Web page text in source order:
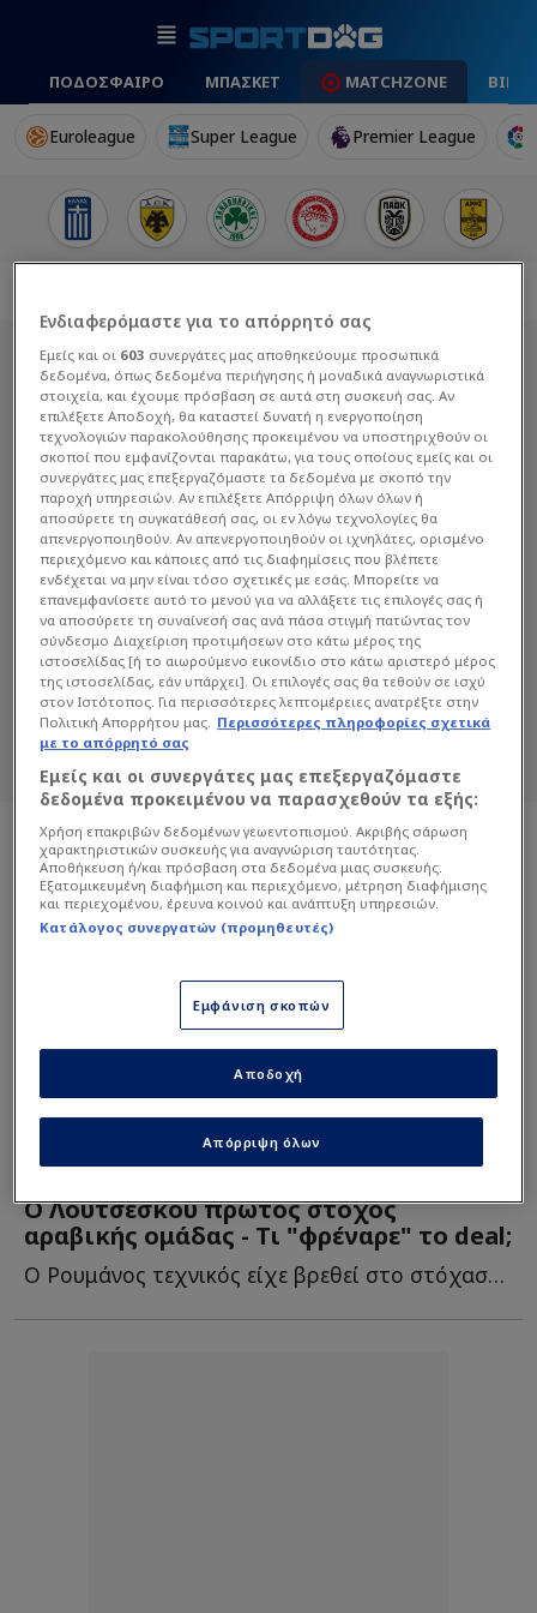
ΠΟΔΟΣΦΑΙΡΟ ΜΠΑΣΚΕΤ MATCHZONE
Euroleague Super League Premier League
ΣΆΡΤΖΑ
Διαβάστε όλα τα άρθρα του Sportdog
σχετικά με το θέμα Σάρτζα.
Sportdog: Πιστό στον φίλαθλο.
Super League| 06/06/2025 - 13:10
Ο Λουτσέσκου πρώτος στόχος
αραβικής ομάδας - Τι "φρέναρε" το deal;
Ο Ρουμάνος τεχνικός είχε βρεθεί στο στόχαστρο ομάδα τ...
Ενδιαφερόμαστε για το απόρρητό σας
Εμείς και οι 603 συνεργάτες μας αποθηκεύουμε προσωπικά
δεδομένα, όπως δεδομένα περιήγησης ή μοναδικά αναγνωριστικά
στοιχεία, και έχουμε πρόσβαση σε αυτά στη συσκευή σας. Αν
επιλέξετε Αποδοχή, θα καταστεί δυνατή η ενεργοποίηση
τεχνολογιών παρακολούθησης προκειμένου να υποστηριχθούν οι
σκοποί που εμφανίζονται παρακάτω, για τους οποίους εμείς και οι
συνεργάτες μας επεξεργαζόμαστε τα δεδομένα με σκοπό την
παροχή υπηρεσιών. Αν επιλέξετε Απόρριψη όλων όλων ή
αποσύρετε τη συγκατάθεσή σας, οι εν λόγω τεχνολογίες θα
απενεργοποιηθούν. Αν απενεργοποιηθούν οι ιχνηλάτες, ορισμένο
περιεχόμενο και κάποιες από τις διαφημίσεις που βλέπετε
ενδέχεται να μην είναι τόσο σχετικές με εσάς. Μπορείτε να
επανεμφανίσετε αυτό το μενού για να αλλάξετε τις επιλογές σας ή
να αποσύρετε τη συναίνεσή σας ανά πάσα στιγμή πατώντας τον
σύνδεσμο Διαχείριση προτιμήσεων στο κάτω μέρος της
ιστοσελίδας [ή το αιωρούμενο εικονίδιο στο κάτω αριστερό μέρος
της ιστοσελίδας, εάν υπάρχει]. Οι επιλογές σας θα τεθούν σε ισχύ
στον Ιστότοπος. Για περισσότερες λεπτομέρειες ανατρέξτε στην
Πολιτική Απορρήτου μας. Περισσότερες πληροφορίες σχετικά
με το απόρρητό σας
Εμείς και οι συνεργάτες μας επεξεργαζόμαστε
δεδομένα προκειμένου να παρασχεθούν τα εξής:
Χρήση επακριβών δεδομένων γεωεντοπισμού. Ακριβής σάρωση
χαρακτηριστικών συσκευής για αναγνώριση ταυτότητας.
Αποθήκευση ή/και πρόσβαση στα δεδομένα μιας συσκευής.
Εξατομικευμένη διαφήμιση και περιεχόμενο, μέτρηση διαφήμισης
και περιεχομένου, έρευνα κοινού και ανάπτυξη υπηρεσιών.
Κατάλογος συνεργατών (προμηθευτές)
Εμφάνιση σκοπών
Απόρριψη όλων
Αποδοχή